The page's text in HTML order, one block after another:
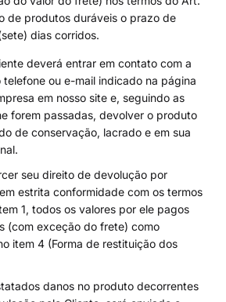
de produtos duráveis o prazo de
dias corridos.
deverá entrar em contato com a
telefone ou e-mail indicado na página
em nosso site e, seguindo as
forem passadas, devolver o produto
de conservação, lacrado e em sua
seu direito de devolução por
estrita conformidade com os termos
1, todos os valores por ele pagos
(com exceção do frete) como
item 4 (Forma de restituição dos
danos no produto decorrentes